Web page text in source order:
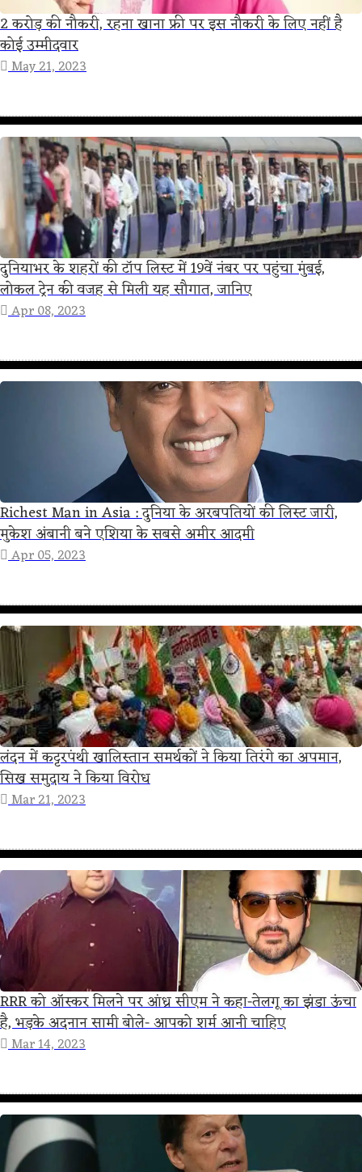
2 करोड़ की नौकरी, रहना खाना फ्री पर इस नौकरी के लिए नहीं है
कोई उम्मीदवार
May 21, 2023
दुनियाभर के शहरों की टॉप लिस्ट में 19वें नंबर पर पहुंचा मुंबई,
लोकल ट्रेन की वजह से मिली यह सौगात, जानिए
Apr 08, 2023
Richest Man in Asia : दुनिया के अरबपतियों की लिस्ट जारी,
मुकेश अंबानी बने एशिया के सबसे अमीर आदमी
Apr 05, 2023
लंदन में कट्टरपंथी खालिस्तान समर्थकों ने किया तिरंगे का अपमान,
सिख समुदाय ने किया विरोध
Mar 21, 2023
RRR को ऑस्कर मिलने पर आंध्र सीएम ने कहा-तेलगू का झंडा ऊंचा
है, भड़के अदनान सामी बोले- आपको शर्म आनी चाहिए
Mar 14, 2023